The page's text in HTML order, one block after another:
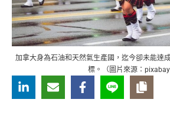
加拿大身為石油和天然氣生產國，迄今卻未能達
標。（圖片來源：pixabay